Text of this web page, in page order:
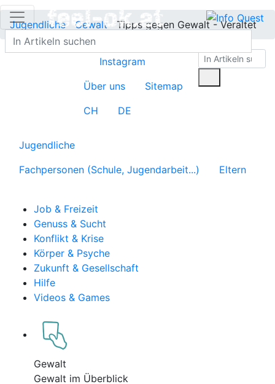
Jugendliche Gewalt Tipps gegen Gewalt - Veraltet
Instagram
Über uns
Sitemap
CH
DE
Jugendliche
Fachpersonen (Schule, Jugendarbeit...)
Eltern
Job & Freizeit
Genuss & Sucht
Konflikt & Krise
Körper & Psyche
Zukunft & Gesellschaft
Hilfe
Videos & Games
Gewalt
Gewalt im Überblick